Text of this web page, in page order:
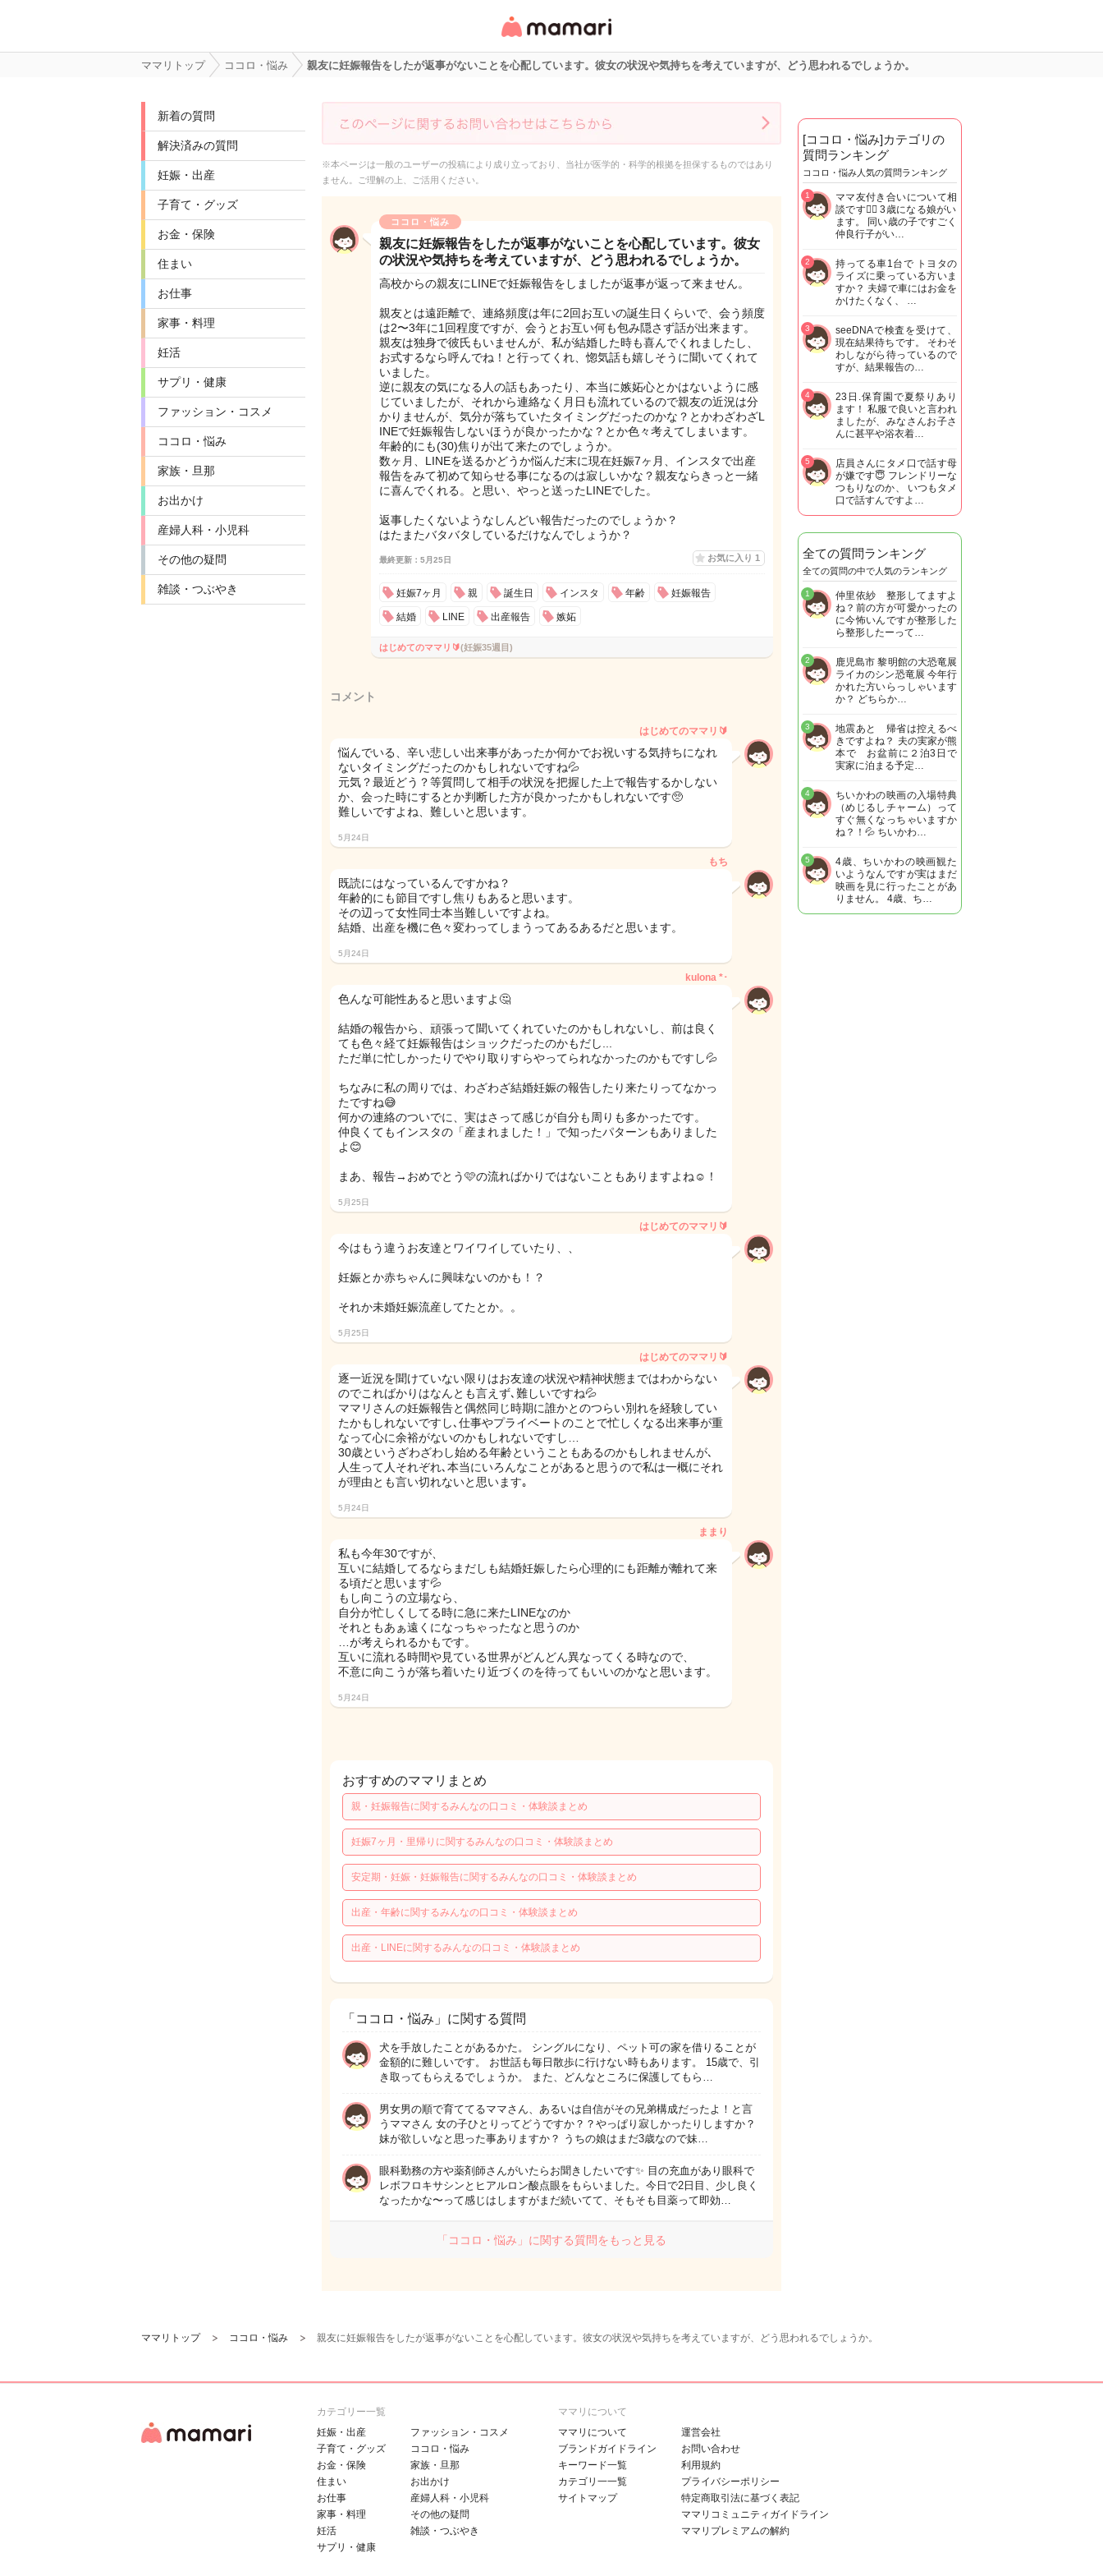
リ・情報サイト
ママリトップ ココロ・悩み 親友に妊娠報告をしたが返事がないことを心配しています。彼女の状況や気持ちを考えていますが、どう思われるでしょうか。
新着の質問
解決済みの質問
妊娠・出産
子育て・グッズ
お金・保険
住まい
お仕事
家事・料理
妊活
サプリ・健康
ファッション・コスメ
ココロ・悩み
家族・旦那
お出かけ
産婦人科・小児科
その他の疑問
雑談・つぶやき
※本ページは一般のユーザーの投稿により成り立っており、当社が医学的・科学的根拠を担保するものではあり
ません。ご理解の上、ご活用ください。
ココロ・悩み
親友に妊娠報告をしたが返事がないことを心配しています。彼女
の状況や気持ちを考えていますが、どう思われるでしょうか。
高校からの親友にLINEで妊娠報告をしましたが返事が返って来ません。
親友とは遠距離で、連絡頻度は年に2回お互いの誕生日くらいで、会う頻度
は2〜3年に1回程度ですが、会うとお互い何も包み隠さず話が出来ます。
親友は独身で彼氏もいませんが、私が結婚した時も喜んでくれましたし、
お式するなら呼んでね！と行ってくれ、惚気話も嬉しそうに聞いてくれて
いました。
逆に親友の気になる人の話もあったり、本当に嫉妬心とかはないように感
じていましたが、それから連絡なく月日も流れているので親友の近況は分
かりませんが、気分が落ちていたタイミングだったのかな？とかわざわざL
INEで妊娠報告しないほうが良かったかな？とか色々考えてしまいます。
年齢的にも(30)焦りが出て来たのでしょうか。
数ヶ月、LINEを送るかどうか悩んだ末に現在妊娠7ヶ月、インスタで出産
報告をみて初めて知らせる事になるのは寂しいかな？親友ならきっと一緒
に喜んでくれる。と思い、やっと送ったLINEでした。
返事したくないようなしんどい報告だったのでしょうか？
はたまたバタバタしているだけなんでしょうか？
最終更新：5月25日 お気に入り 1
妊娠7ヶ月 親 誕生日 インスタ 年齢 妊娠報告
結婚 LINE 出産報告 嫉妬
はじめてのママリ🔰(妊娠35週目)
コメント
はじめてのママリ🔰
悩んでいる、辛い悲しい出来事があったか何かでお祝いする気持ちになれ
ないタイミングだったのかもしれないですね💦
元気？最近どう？等質問して相手の状況を把握した上で報告するかしない
か、会った時にするとか判断した方が良かったかもしれないです🥺
難しいですよね、難しいと思います。
5月24日
もち
既読にはなっているんですかね？
年齢的にも節目ですし焦りもあると思います。
その辺って女性同士本当難しいですよね。
結婚、出産を機に色々変わってしまうってあるあるだと思います。
5月24日
kulona *･
色んな可能性あると思いますよ🤔
結婚の報告から、頑張って聞いてくれていたのかもしれないし、前は良く
ても色々経て妊娠報告はショックだったのかもだし...
ただ単に忙しかったりでやり取りすらやってられなかったのかもですし💦
ちなみに私の周りでは、わざわざ結婚妊娠の報告したり来たりってなかっ
たですね😅
何かの連絡のついでに、実はさって感じが自分も周りも多かったです。
仲良くてもインスタの「産まれました！」で知ったパターンもありました
よ😊
まあ、報告→おめでとう🩷の流ればかりではないこともありますよね☺️！
5月25日
はじめてのママリ🔰
今はもう違うお友達とワイワイしていたり、、
妊娠とか赤ちゃんに興味ないのかも！？
それか未婚妊娠流産してたとか。。
5月25日
はじめてのママリ🔰
逐一近況を聞けていない限りはお友達の状況や精神状態まではわからない
のでこればかりはなんとも言えず､難しいですね💦
ママリさんの妊娠報告と偶然同じ時期に誰かとのつらい別れを経験してい
たかもしれないですし､仕事やプライベートのことで忙しくなる出来事が重
なって心に余裕がないのかもしれないですし…
30歳というざわざわし始める年齢ということもあるのかもしれませんが､
人生って人それぞれ､本当にいろんなことがあると思うので私は一概にそれ
が理由とも言い切れないと思います｡
5月24日
ままり
私も今年30ですが、
互いに結婚してるならまだしも結婚妊娠したら心理的にも距離が離れて来
る頃だと思います‪💦
もし向こうの立場なら、
自分が忙しくしてる時に急に来たLINEなのか
それともあぁ遠くになっちゃったなと思うのか
…が考えられるかもです。
互いに流れる時間や見ている世界がどんどん異なってくる時なので、
不意に向こうが落ち着いたり近づくのを待ってもいいのかなと思います。
5月24日
おすすめのママリまとめ
親・妊娠報告に関するみんなの口コミ・体験談まとめ
妊娠7ヶ月・里帰りに関するみんなの口コミ・体験談まとめ
安定期・妊娠・妊娠報告に関するみんなの口コミ・体験談まとめ
出産・年齢に関するみんなの口コミ・体験談まとめ
出産・LINEに関するみんなの口コミ・体験談まとめ
「ココロ・悩み」に関する質問
犬を手放したことがあるかた。 シングルになり、ペット可の家を借りることが
金額的に難しいです。 お世話も毎日散歩に行けない時もあります。 15歳で、引
き取ってもらえるでしょうか。 また、どんなところに保護してもら…
男女男の順で育ててるママさん、あるいは自信がその兄弟構成だったよ！と言
うママさん 女の子ひとりってどうですか？？やっぱり寂しかったりしますか？
妹が欲しいなと思った事ありますか？ うちの娘はまだ3歳なので妹…
眼科勤務の方や薬剤師さんがいたらお聞きしたいです✨ 目の充血があり眼科で
レボフロキサシンとヒアルロン酸点眼をもらいました。今日で2日目、少し良く
なったかな〜って感じはしますがまだ続いてて、そもそも目薬って即効…
「ココロ・悩み」に関する質問をもっと見る
[ココロ・悩み]カテゴリの
質問ランキング
ココロ・悩み人気の質問ランキング
ママ友付き合いについて相
談です🙇‍♂️ 3歳になる娘がい
ます。 同い歳の子ですごく
仲良行子がい…
1
持ってる車1台で トヨタの
ライズに乗っている方いま
すか？ 夫婦で車にはお金を
かけたくなく、 …
2
seeDNAで検査を受けて、
現在結果待ちです。 そわそ
わしながら待っているので
すが、結果報告の…
3
23日.保育園で夏祭りあり
ます！ 私服で良いと言われ
ましたが、みなさんお子さ
んに甚平や浴衣着…
4
店員さんにタメ口で話す母
が嫌です😇 フレンドリーな
つもりなのか、 いつもタメ
口で話すんですよ…
5
全ての質問ランキング
全ての質問の中で人気のランキング
仲里依紗 整形してますよ
ね？前の方が可愛かったの
に今怖いんですが整形した
ら整形したーって…
1
鹿児島市 黎明館の大恐竜展
ライカのシン恐竜展 今年行
かれた方いらっしゃいます
か？ どちらか…
2
地震あと 帰省は控えるべ
きですよね？ 夫の実家が熊
本で お盆前に２泊3日で
実家に泊まる予定…
3
ちいかわの映画の入場特典
（めじるしチャーム）って
すぐ無くなっちゃいますか
ね？！💦 ちいかわ…
4
4歳、ちいかわの映画観た
いようなんですが実はまだ
映画を見に行ったことがあ
りません。 4歳、ち…
5
ママリトップ ココロ・悩み 親友に妊娠報告をしたが返事がないことを心配しています。彼女の状況や気持ちを考えていますが、どう思われるでしょうか。
カテゴリー一覧
妊娠・出産
子育て・グッズ
お金・保険
住まい
お仕事
家事・料理
妊活
サプリ・健康
ファッション・コスメ
ココロ・悩み
家族・旦那
お出かけ
産婦人科・小児科
その他の疑問
雑談・つぶやき
ママリについて
ママリについて
ブランドガイドライン
キーワード一覧
カテゴリ一一覧
サイトマップ
運営会社
お問い合わせ
利用規約
プライバシーポリシー
特定商取引法に基づく表記
ママリコミュニティガイドライン
ママリプレミアムの解約